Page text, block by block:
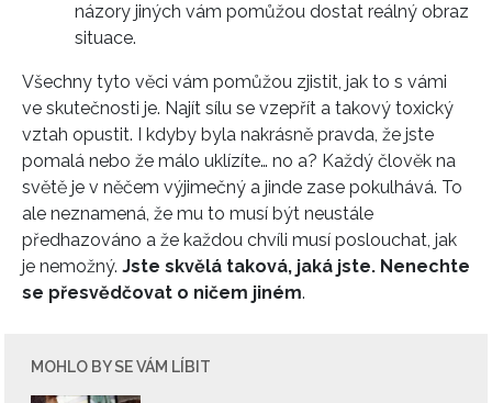
názory jiných vám pomůžou dostat reálný obraz
situace.
Všechny tyto věci vám pomůžou zjistit, jak to s vámi
ve skutečnosti je. Najít sílu se vzepřít a takový toxický
vztah opustit. I kdyby byla nakrásně pravda, že jste
pomalá nebo že málo uklízíte… no a? Každý člověk na
světě je v něčem výjimečný a jinde zase pokulhává. To
ale neznamená, že mu to musí být neustále
předhazováno a že každou chvíli musí poslouchat, jak
je nemožný. Jste skvělá taková, jaká jste. Nenechte
se přesvědčovat o ničem jiném.
MOHLO BY SE VÁM LÍBIT